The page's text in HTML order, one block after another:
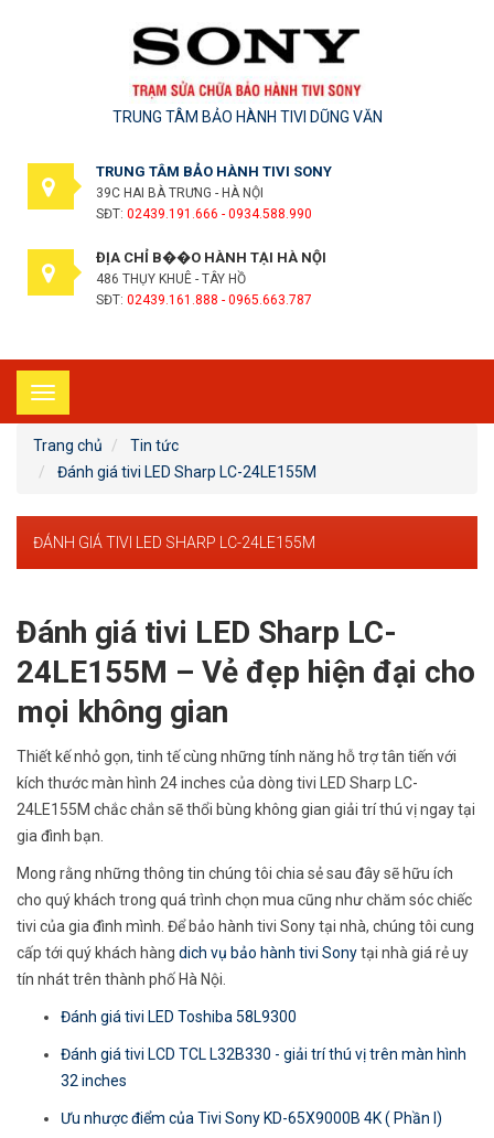
TRUNG TÂM BẢO HÀNH TIVI DŨNG VĂN
TRUNG TÂM BẢO HÀNH TIVI SONY
39C HAI BÀ TRƯNG - HÀ NỘI
SĐT: 02439.191.666 - 0934.588.990
ĐỊA CHỈ B��O HÀNH TẠI HÀ NỘI
486 THỤY KHUÊ - TÂY HỒ
SĐT: 02439.161.888 - 0965.663.787
Toggle
navigation
Trang chủ
Tin tức
Đánh giá tivi LED Sharp LC-24LE155M
ĐÁNH GIÁ TIVI LED SHARP LC-24LE155M
Đánh giá tivi LED Sharp LC-
24LE155M – Vẻ đẹp hiện đại cho
mọi không gian
Thiết kế nhỏ gọn, tinh tế cùng những tính năng hỗ trợ tân tiến với
kích thước màn hình 24 inches của dòng tivi LED Sharp LC-
24LE155M chắc chắn sẽ thổi bùng không gian giải trí thú vị ngay tại
gia đình bạn.
Mong rằng những thông tin chúng tôi chia sẻ sau đây sẽ hữu ích
cho quý khách trong quá trình chọn mua cũng như chăm sóc chiếc
tivi của gia đình mình. Để bảo hành tivi Sony tại nhà, chúng tôi cung
cấp tới quý khách hàng dich vụ bảo hành tivi Sonytại nhà giá rẻ uy
tín nhát trên thành phố Hà Nội.
Đánh giá tivi LED Toshiba 58L9300
Đánh giá tivi LCD TCL L32B330 - giải trí thú vị trên màn hình
32 inches
Ưu nhược điểm của Tivi Sony KD-65X9000B 4K ( Phần I)